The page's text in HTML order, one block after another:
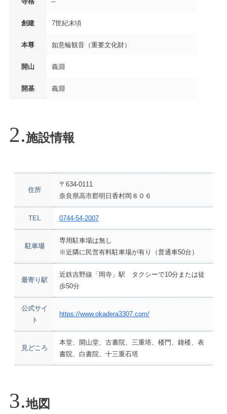
創建 7世紀末頃
本尊 如意輪観音（重要文化財）
開山 義淵
開基 義淵
施設情報
住所
〒634-0111
奈良県高市郡明日香村岡８０６
TEL 0744-54-2007
駐車場
専用駐車場は無し
※近隣に民営有料駐車場が有り（普通車50台）
最寄り駅
近鉄吉野線「岡寺」駅 タクシーで10分または徒
歩50分
公式サイ
ト
https://www.okadera3307.com/
見どころ
本堂、開山堂、古書院、三重塔、楼門、鐘楼、表
書院、白書院、十三重石塔
地図